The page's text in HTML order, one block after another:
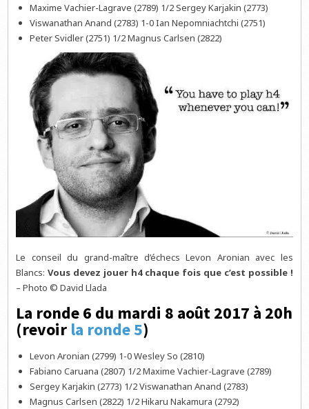
Maxime Vachier-Lagrave (2789) 1/2 Sergey Karjakin (2773)
Viswanathan Anand (2783) 1-0 Ian Nepomniachtchi (2751)
Peter Svidler (2751) 1/2 Magnus Carlsen (2822)
Le conseil du grand-maître d’échecs Levon Aronian avec les
Blancs:Vous devez jouer h4 chaque fois que c’est possible !
– Photo © David Llada
La ronde 6 du mardi 8 août 2017 à 20h
(revoir la ronde 5)
Levon Aronian (2799) 1-0 Wesley So (2810)
Fabiano Caruana (2807) 1/2 Maxime Vachier-Lagrave (2789)
Sergey Karjakin (2773) 1/2 Viswanathan Anand (2783)
Magnus Carlsen (2822) 1/2 Hikaru Nakamura (2792)